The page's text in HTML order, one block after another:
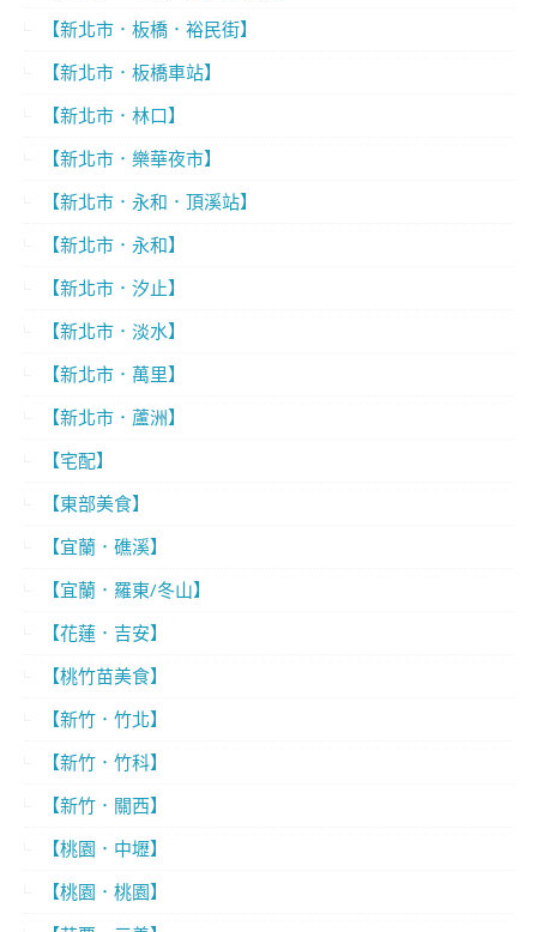
【新北市．板橋．裕民街】
【新北市．板橋車站】
【新北市．林口】
【新北市．樂華夜市】
【新北市．永和．頂溪站】
【新北市．永和】
【新北市．汐止】
【新北市．淡水】
【新北市．萬里】
【新北市．蘆洲】
【宅配】
【東部美食】
【宜蘭．礁溪】
【宜蘭．羅東/冬山】
【花蓮．吉安】
【桃竹苗美食】
【新竹．竹北】
【新竹．竹科】
【新竹．關西】
【桃園．中壢】
【桃園．桃園】